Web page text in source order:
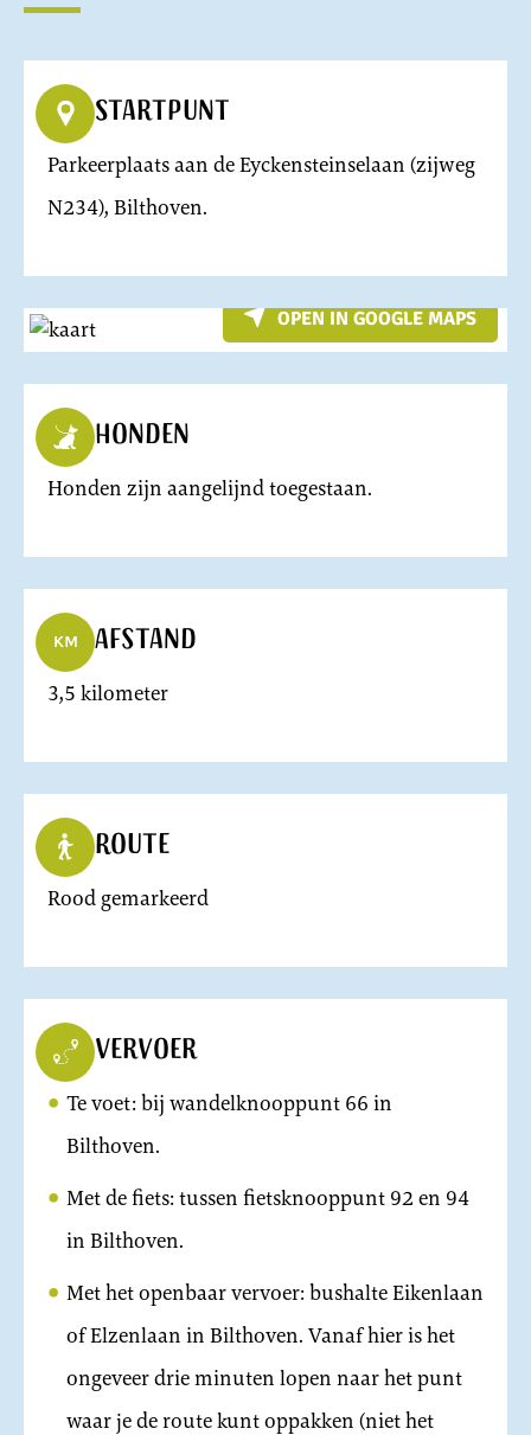
Startpunt
Parkeerplaats aan de Eyckensteinselaan (zijweg
N234), Bilthoven.
OPEN IN GOOGLE MAPS
Honden
Honden zijn aangelijnd toegestaan.
Afstand
3,5 kilometer
Route
Rood gemarkeerd
Vervoer
Te voet: bij wandelknooppunt 66 in
Bilthoven.
Met de fiets: tussen fietsknooppunt 92 en 94
in Bilthoven.
Met het openbaar vervoer: bushalte Eikenlaan
of Elzenlaan in Bilthoven. Vanaf hier is het
ongeveer drie minuten lopen naar het punt
waar je de route kunt oppakken (niet het